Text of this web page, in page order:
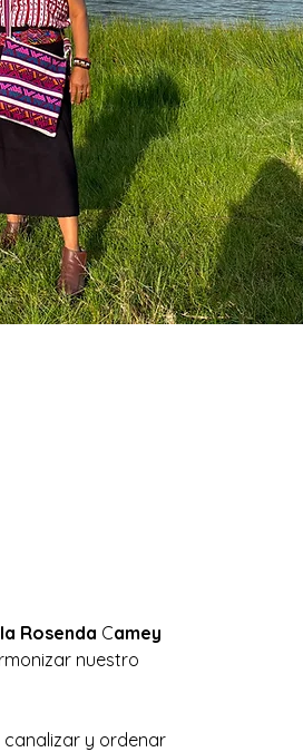
Rosenda Camey
nuestro
canalizar y ordenar